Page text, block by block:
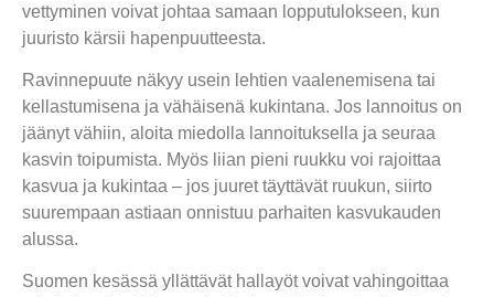
vettyminen voivat johtaa samaan lopputulokseen, kun
juuristo kärsii hapenpuutteesta.
Ravinnepuute näkyy usein lehtien vaalenemisena tai
kellastumisena ja vähäisenä kukintana. Jos lannoitus on
jäänyt vähiin, aloita miedolla lannoituksella ja seuraa
kasvin toipumista. Myös liian pieni ruukku voi rajoittaa
kasvua ja kukintaa – jos juuret täyttävät ruukun, siirto
suurempaan astiaan onnistuu parhaiten kasvukauden
alussa.
Suomen kesässä yllättävät hallayöt voivat vahingoittaa